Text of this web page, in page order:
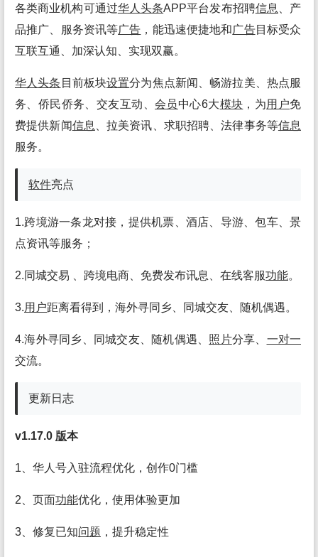
各类商业机构可通过华人头条APP平台发布招聘信息
、产
品推广、服务资讯等广告 ，能迅速便捷地和广告目标受众
互联互通、加深认知、实现双赢。
华人头条 目前板块设置分为焦点新闻、畅游拉美、热点服
务、侨民侨务、交友互动、 会员中心6大模块 ，为用户免
费提供新闻信息 、拉美资讯、求职招聘、法律事务等信息
服务。
软件亮点
1.跨境游一条龙对接，提供机票、酒店、导游、包车、景
点资讯等服务；
2.同城交易 、跨境电商、免费发布讯息、在线客服功能。
3.用户距离看得到，海外寻同乡、同城交友、随机偶遇。
4.海外寻同乡、同城交友、随机偶遇、 照片分享、 一对一
交流。
更新日志
v1.17.0 版本
1、华人号入驻流程优化，创作0门槛
2、页面功能优化，使用体验更加
3、修复已知问题 ，提升稳定性